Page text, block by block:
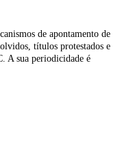
de apontamento de
títulos protestados e
A sua periodicidade é